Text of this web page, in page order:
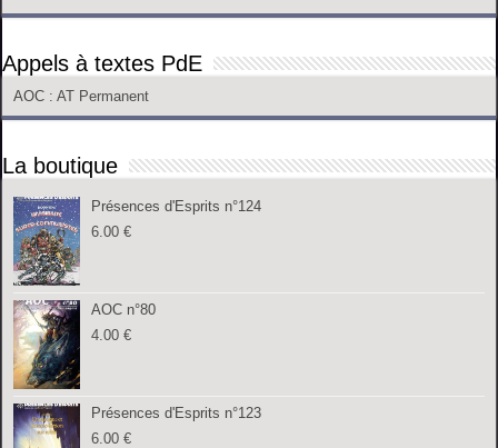
Appels à textes PdE
AOC : AT Permanent
La boutique
Présences d'Esprits n°124
6.00€
AOC n°80
4.00€
Présences d'Esprits n°123
6.00€